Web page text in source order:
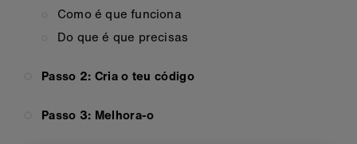
Como é que funciona
Do que é que precisas
Passo 2: Cria o teu código
Passo 3: Melhora-o